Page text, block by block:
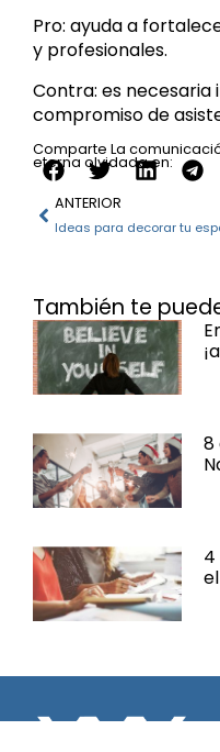
Pro: ayuda a
y profesionales.
Contra: es
compromiso de
Comparte La
eterna olvidada en:
ANTERIOR
También te
8
4